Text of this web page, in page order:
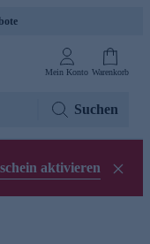
Mein Konto Warenkorb
Suchen
aktivieren